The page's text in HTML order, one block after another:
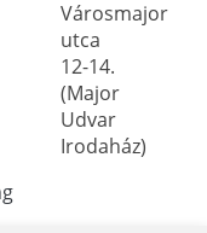
Városmajor
utca
12-14.
(Major
Udvar
Irodaház)